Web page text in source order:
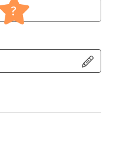
?